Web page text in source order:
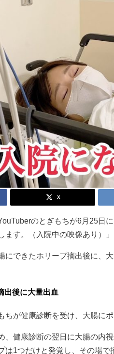
X
のとぎもちが6月25日
ます。（入院中の映像あり）」
にできたホリープ摘出後に、
出後に大量出血
ちが健康診断を受け、大腸に
、健康診断の翌日に大腸の内
は1つだけと発覚し、その場で